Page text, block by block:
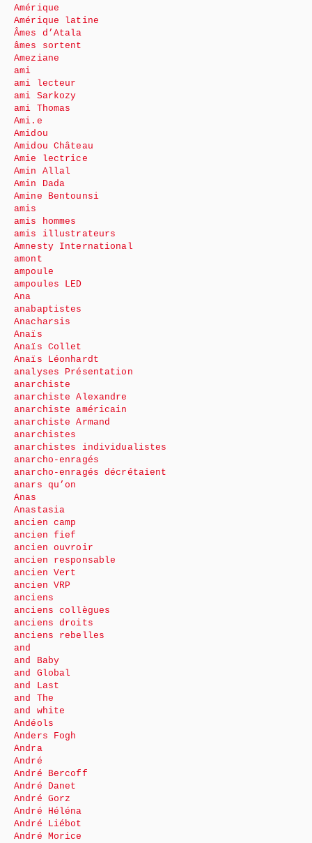
Amérique
Amérique latine
Âmes d’Atala
âmes sortent
Ameziane
ami
ami lecteur
ami Sarkozy
ami Thomas
Ami.e
Amidou
Amidou Château
Amie lectrice
Amin Allal
Amin Dada
Amine Bentounsi
amis
amis hommes
amis illustrateurs
Amnesty International
amont
ampoule
ampoules LED
Ana
anabaptistes
Anacharsis
Anaïs
Anaïs Collet
Anaïs Léonhardt
analyses Présentation
anarchiste
anarchiste Alexandre
anarchiste américain
anarchiste Armand
anarchistes
anarchistes individualistes
anarcho-enragés
anarcho-enragés décrétaient
anars qu’on
Anas
Anastasia
ancien camp
ancien fief
ancien ouvroir
ancien responsable
ancien Vert
ancien VRP
anciens
anciens collègues
anciens droits
anciens rebelles
and
and Baby
and Global
and Last
and The
and white
Andéols
Anders Fogh
Andra
André
André Bercoff
André Danet
André Gorz
André Héléna
André Liébot
André Morice